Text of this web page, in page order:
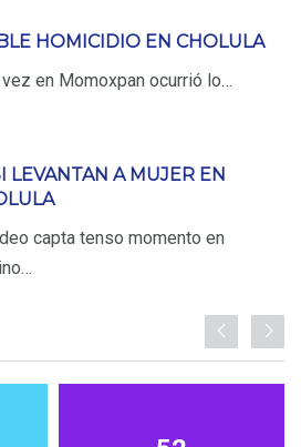
HOMICIDIO EN CHOLULA
vez en Momoxpan ocurrió lo…
LEVANTAN A MUJER EN
capta tenso momento en